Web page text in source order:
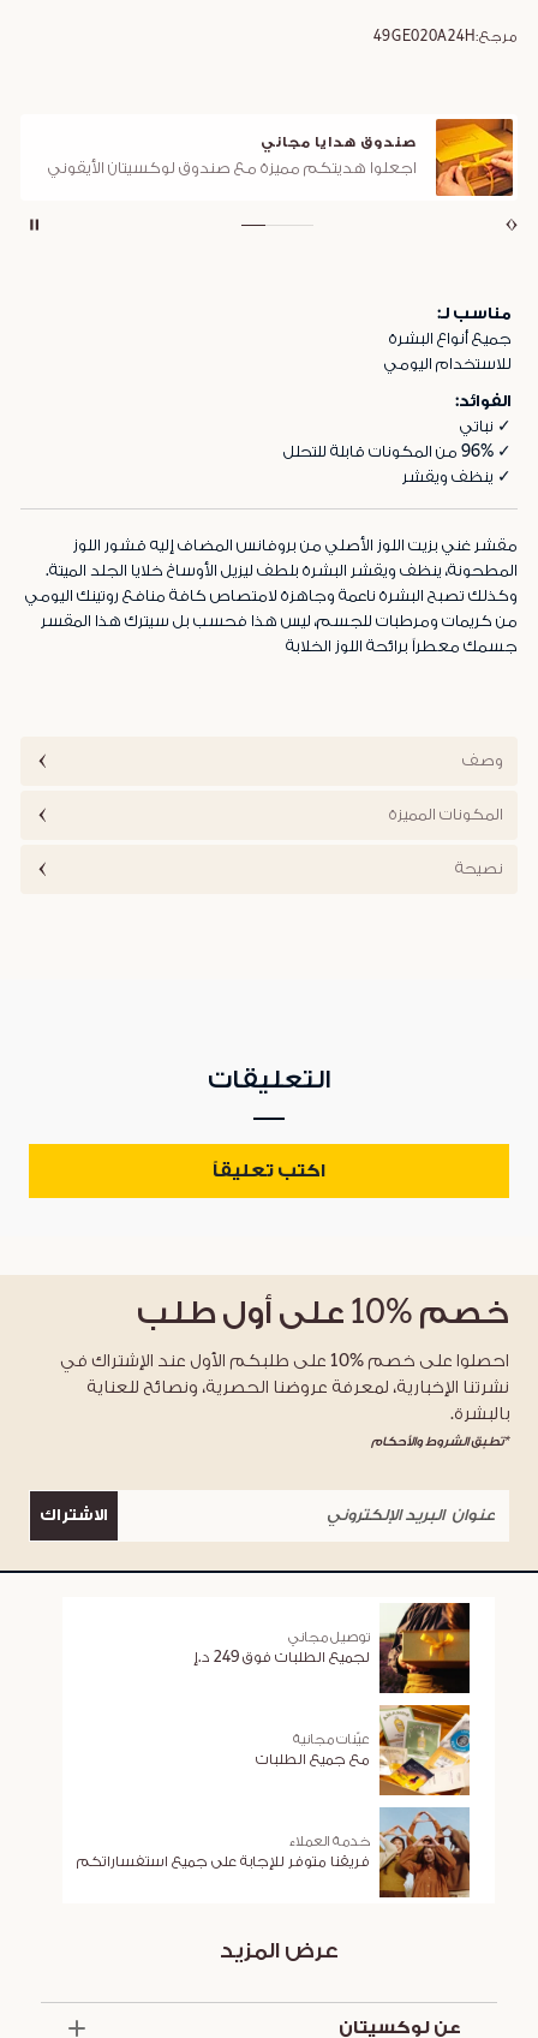
مرجع:49GE020A24H
صندوق هدايا مجاني
اجعلوا هديتكم مميزة مع صندوق لوكسيتان الأيقوني
مناسب لـ:
جميع أنواع البشرة
للاستخدام اليومي
الفوائد:
✓ نباتي
✓ 96% من المكونات قابلة للتحلل
✓ ينظف ويقشر
مقشر غني بزيت اللوز الأصلي من بروفانس المضاف إليه قشور اللوز
المطحونة، ينظف ويقشر البشرة بلطف ليزيل الأوساخ خلايا الجلد الميتة.
وكذلك تصبح البشرة ناعمة وجاهزة لامتصاص كافة منافع روتينك اليومي
من كريمات ومرطبات للجسم، ليس هذا فحسب بل سيترك هذا المقسر
جسمك معطراً برائحة اللوز الخلابة
وصف
المكونات المميزة
نصيحة
التعليقات
اكتب تعليقاً
خصم %10 على أول طلب
احصلوا على خصم %10 على طلبكم الأول عند الإشتراك في
نشرتنا الإخبارية، لمعرفة عروضنا الحصرية، ونصائح للعناية
بالبشرة.
*تطبق الشروط والأحكام
الاشتراك
توصيل مجاني
لجميع الطلبات فوق 249 د.إ
عيّنات مجانية
مع جميع الطلبات
خدمة العملاء
فريقنا متوفر للإجابة على جميع استفساراتكم
عرض المزيد
عن لوكسيتان